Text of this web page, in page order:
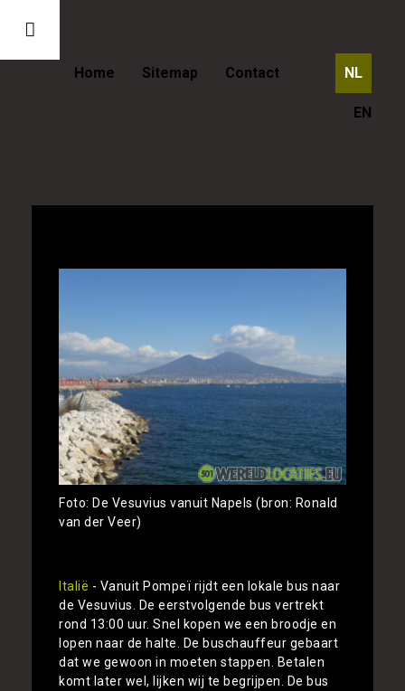
Home Sitemap Contact NL
EN
Foto: De Vesuvius vanuit Napels (bron: Ronald
van der Veer)
Italië - Vanuit Pompeï rijdt een lokale bus naar
de Vesuvius. De eerstvolgende bus vertrekt
rond 13:00 uur. Snel kopen we een broodje en
lopen naar de halte. De buschauffeur gebaart
dat we gewoon in moeten stappen. Betalen
komt later wel, lijken wij te begrijpen. De bus